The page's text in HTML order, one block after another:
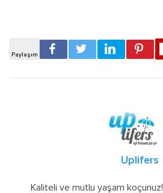
Uplifers
Kaliteli ve mutlu yaşam koçunuz!